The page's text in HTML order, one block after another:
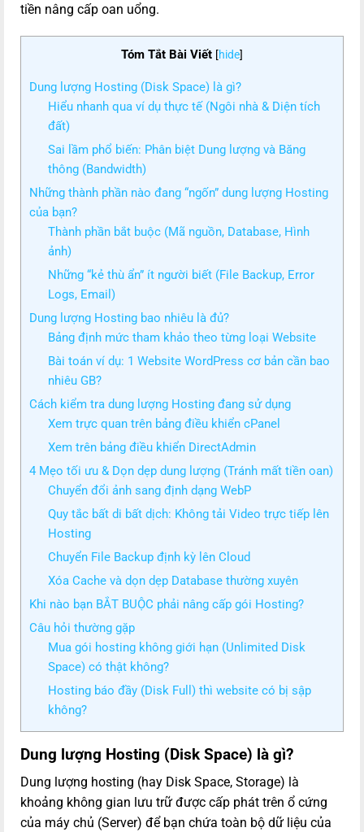
tiền nâng cấp oan uổng.
Tóm Tắt Bài Viết [hide]
Dung lượng Hosting (Disk Space) là gì?
Hiểu nhanh qua ví dụ thực tế (Ngôi nhà & Diện tích
đất)
Sai lầm phổ biến: Phân biệt Dung lượng và Băng
thông (Bandwidth)
Những thành phần nào đang “ngốn” dung lượng Hosting
của bạn?
Thành phần bắt buộc (Mã nguồn, Database, Hình
ảnh)
Những “kẻ thù ẩn” ít người biết (File Backup, Error
Logs, Email)
Dung lượng Hosting bao nhiêu là đủ?
Bảng định mức tham khảo theo từng loại Website
Bài toán ví dụ: 1 Website WordPress cơ bản cần bao
nhiêu GB?
Cách kiểm tra dung lượng Hosting đang sử dụng
Xem trực quan trên bảng điều khiển cPanel
Xem trên bảng điều khiển DirectAdmin
4 Mẹo tối ưu & Dọn dẹp dung lượng (Tránh mất tiền oan)
Chuyển đổi ảnh sang định dạng WebP
Quy tắc bất di bất dịch: Không tải Video trực tiếp lên
Hosting
Chuyển File Backup định kỳ lên Cloud
Xóa Cache và dọn dẹp Database thường xuyên
Khi nào bạn BẮT BUỘC phải nâng cấp gói Hosting?
Câu hỏi thường gặp
Mua gói hosting không giới hạn (Unlimited Disk
Space) có thật không?
Hosting báo đầy (Disk Full) thì website có bị sập
không?
Dung lượng Hosting (Disk Space) là gì?
Dung lượng hosting (hay Disk Space, Storage) là
khoảng không gian lưu trữ được cấp phát trên ổ cứng
của máy chủ (Server) để bạn chứa toàn bộ dữ liệu của